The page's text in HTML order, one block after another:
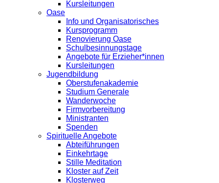
Kursleitungen
Oase
Info und Organisatorisches
Kursprogramm
Renovierung Oase
Schulbesinnungstage
Angebote für Erzieher*innen
Kursleitungen
Jugendbildung
Oberstufenakademie
Studium Generale
Wanderwoche
Firmvorbereitung
Ministranten
Spenden
Spirituelle Angebote
Abteiführungen
Einkehrtage
Stille Meditation
Kloster auf Zeit
Klosterweg